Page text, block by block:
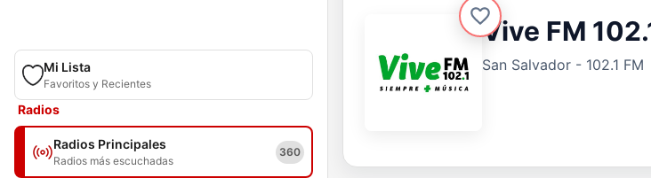
Mi Lista
Favoritos y Recientes
Radios
Radios Principales
Radios más escuchadas
360
Vive FM
San Salvador - 102.1 FM